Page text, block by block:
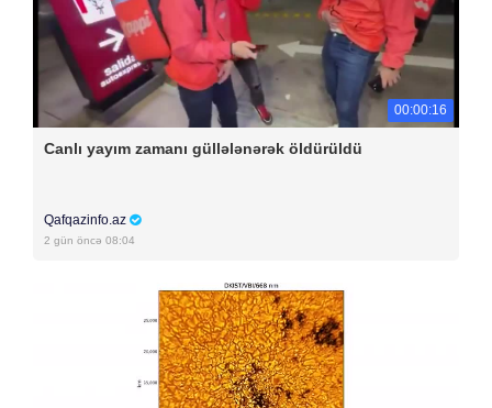
00:00:16
Canlı yayım zamanı güllələnərək öldürüldü
Qafqazinfo.az
2 gün öncə 08:04